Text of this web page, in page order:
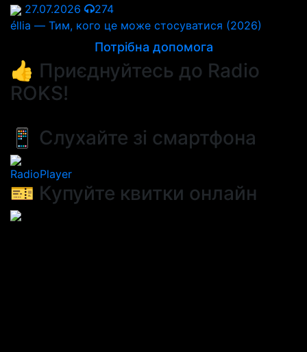
27.07.2026
274
éllia — Тим, кого це може стосуватися (2026)
Потрібна допомога
👍 Приєднуйтесь до Radio
ROKS!
📱 Слухайте зі смартфона
RadioPlayer
🎫 Купуйте квитки онлайн